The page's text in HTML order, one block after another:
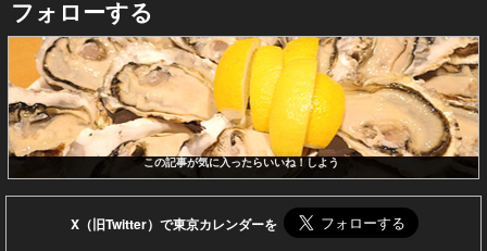
フォローする
この記事が気に入ったらいいね！しよう
X（旧Twitter）で東京カレンダーを